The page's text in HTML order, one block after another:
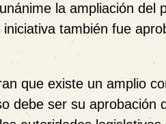
la ampliación
también fue
que existe un amplio
debe ser su aprobación